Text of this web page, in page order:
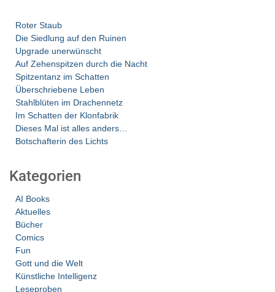
Roter Staub
Die Siedlung auf den Ruinen
Upgrade unerwünscht
Auf Zehenspitzen durch die Nacht
Spitzentanz im Schatten
Überschriebene Leben
Stahlblüten im Drachennetz
Im Schatten der Klonfabrik
Dieses Mal ist alles anders…
Botschafterin des Lichts
Kategorien
AI Books
Aktuelles
Bücher
Comics
Fun
Gott und die Welt
Künstliche Intelligenz
Leseproben